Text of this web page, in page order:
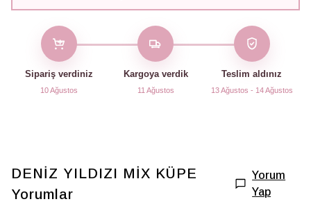
Sipariş verdiniz
10 Ağustos
Kargoya verdik
11 Ağustos
Teslim aldınız
13 Ağustos - 14 Ağustos
DENİZ YILDIZI MİX KÜPE
Yorumlar
Yorum
Yap